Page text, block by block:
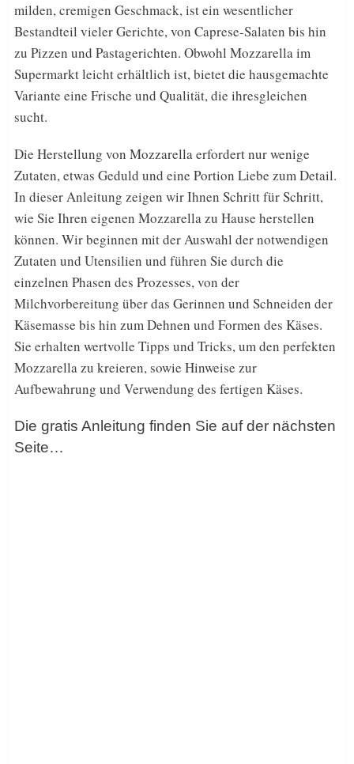
milden, cremigen Geschmack, ist ein wesentlicher
Bestandteil vieler Gerichte, von Caprese-Salaten bis hin
zu Pizzen und Pastagerichten. Obwohl Mozzarella im
Supermarkt leicht erhältlich ist, bietet die hausgemachte
Variante eine Frische und Qualität, die ihresgleichen
sucht.
Die Herstellung von Mozzarella erfordert nur wenige
Zutaten, etwas Geduld und eine Portion Liebe zum Detail.
In dieser Anleitung zeigen wir Ihnen Schritt für Schritt,
wie Sie Ihren eigenen Mozzarella zu Hause herstellen
können. Wir beginnen mit der Auswahl der notwendigen
Zutaten und Utensilien und führen Sie durch die
einzelnen Phasen des Prozesses, von der
Milchvorbereitung über das Gerinnen und Schneiden der
Käsemasse bis hin zum Dehnen und Formen des Käses.
Sie erhalten wertvolle Tipps und Tricks, um den perfekten
Mozzarella zu kreieren, sowie Hinweise zur
Aufbewahrung und Verwendung des fertigen Käses.
Die gratis Anleitung finden Sie auf der nächsten
Seite…